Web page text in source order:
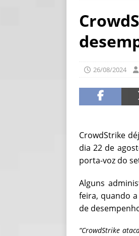
26/08/2024
CrowdStrike
dia 22 de
porta-voz do
Alguns
feira, quando
de
“CrowdStrike